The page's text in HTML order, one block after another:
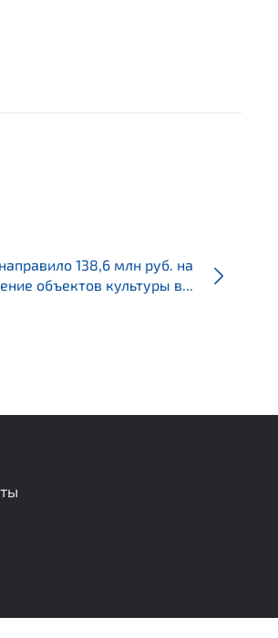
138,6 млн руб. на
объектов культуры в...